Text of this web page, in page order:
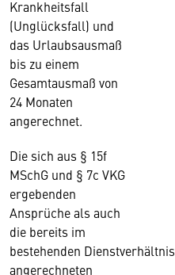
Krankheitsfall
(Unglücksfall) und
das Urlaubsausmaß
bis zu einem
Gesamtausmaß von
24 Monaten
angerechnet.
Die sich aus § 15f
MSchG und § 7c VKG
ergebenden
Ansprüche als auch
die bereits im
bestehenden Dienstverhältnis
angerechneten